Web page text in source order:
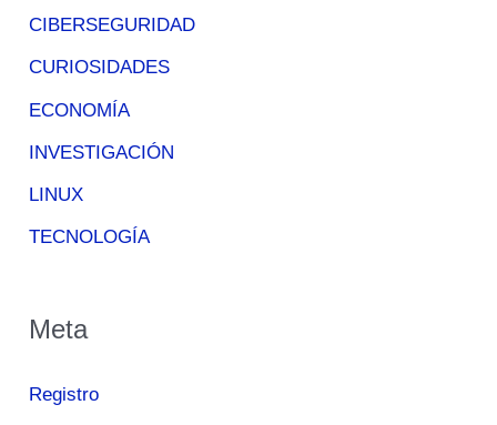
CIBERSEGURIDAD
CURIOSIDADES
ECONOMÍA
INVESTIGACIÓN
LINUX
TECNOLOGÍA
Meta
Registro